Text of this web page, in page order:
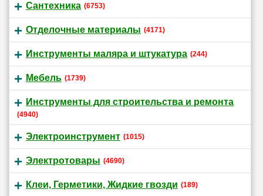
Сантехника (6753)
Отделочные материалы (4171)
Инструменты маляра и штукатура (244)
Мебель (1739)
Инструменты для строительства и ремонта
(4940)
Электроинструмент (1015)
Электротовары (4690)
Клеи, Герметики, Жидкие гвозди (189)